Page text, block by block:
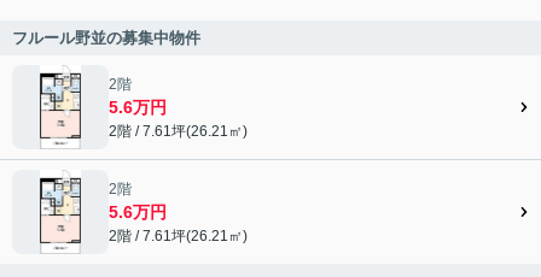
フルール野並の募集中物件
2階
5.6万円
2階 / 7.61坪(26.21㎡)
2階
5.6万円
2階 / 7.61坪(26.21㎡)